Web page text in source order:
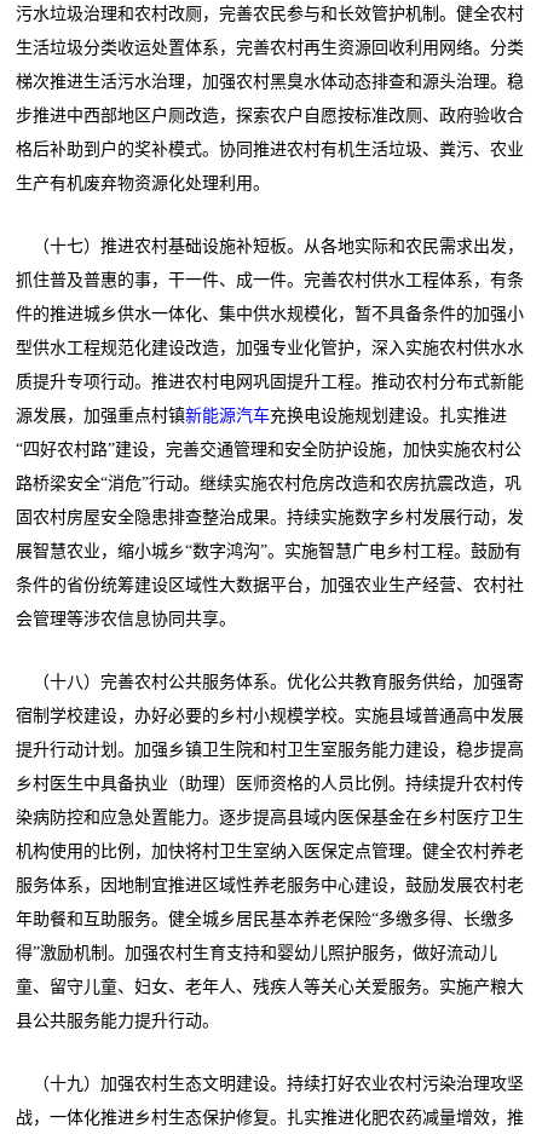
污水垃圾治理和农村改厕，完善农民参与和长效管护机制。健全农村
生活垃圾分类收运处置体系，完善农村再生资源回收利用网络。分类
梯次推进生活污水治理，加强农村黑臭水体动态排查和源头治理。稳
步推进中西部地区户厕改造，探索农户自愿按标准改厕、政府验收合
格后补助到户的奖补模式。协同推进农村有机生活垃圾、粪污、农业
生产有机废弃物资源化处理利用。
（十七）推进农村基础设施补短板。从各地实际和农民需求出发，
抓住普及普惠的事，干一件、成一件。完善农村供水工程体系，有条
件的推进城乡供水一体化、集中供水规模化，暂不具备条件的加强小
型供水工程规范化建设改造，加强专业化管护，深入实施农村供水水
质提升专项行动。推进农村电网巩固提升工程。推动农村分布式新能
源发展，加强重点村镇新能源汽车充换电设施规划建设。扎实推进
“四好农村路”建设，完善交通管理和安全防护设施，加快实施农村公
路桥梁安全“消危”行动。继续实施农村危房改造和农房抗震改造，巩
固农村房屋安全隐患排查整治成果。持续实施数字乡村发展行动，发
展智慧农业，缩小城乡“数字鸿沟”。实施智慧广电乡村工程。鼓励有
条件的省份统筹建设区域性大数据平台，加强农业生产经营、农村社
会管理等涉农信息协同共享。
（十八）完善农村公共服务体系。优化公共教育服务供给，加强寄
宿制学校建设，办好必要的乡村小规模学校。实施县域普通高中发展
提升行动计划。加强乡镇卫生院和村卫生室服务能力建设，稳步提高
乡村医生中具备执业（助理）医师资格的人员比例。持续提升农村传
染病防控和应急处置能力。逐步提高县域内医保基金在乡村医疗卫生
机构使用的比例，加快将村卫生室纳入医保定点管理。健全农村养老
服务体系，因地制宜推进区域性养老服务中心建设，鼓励发展农村老
年助餐和互助服务。健全城乡居民基本养老保险“多缴多得、长缴多
得”激励机制。加强农村生育支持和婴幼儿照护服务，做好流动儿
童、留守儿童、妇女、老年人、残疾人等关心关爱服务。实施产粮大
县公共服务能力提升行动。
（十九）加强农村生态文明建设。持续打好农业农村污染治理攻坚
战，一体化推进乡村生态保护修复。扎实推进化肥农药减量增效，推